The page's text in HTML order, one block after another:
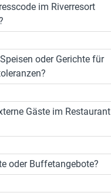
im Riverresort
oder Gerichte für
Gäste im Restaurant
oder Buffetangebote?